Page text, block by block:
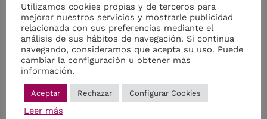
rehabilitación residencial y vivienda social del Plan
de Recuperación, Transformación y Resiliencia.
Descargar Adjunto
Utilizamos cookies propias y de terceros para
mejorar nuestros servicios y mostrarle publicidad
relacionada con sus preferencias mediante el
análisis de sus hábitos de navegación. Si continua
navegando, consideramos que acepta su uso. Puede
cambiar la configuración u obtener más
información.
Aceptar Rechazar Configurar Cookies
Leer más